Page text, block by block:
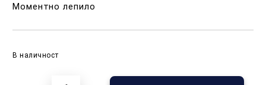
Моментно лепило
В наличност